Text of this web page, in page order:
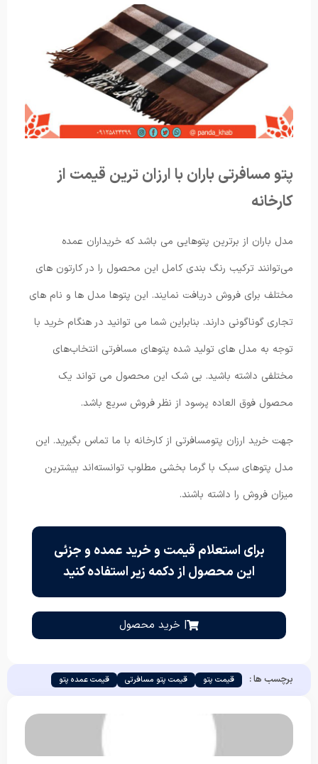
پتو مسافرتی باران با ارزان ترین قیمت از
کارخانه
مدل باران از برترین پتوهایی می ‌باشد که خریداران عمده
می‌توانند ترکیب رنگ بندی کامل این محصول را در کارتون های
مختلف برای فروش دریافت نمایند. این پتوها مدل ها و نام های
تجاری گوناگونی دارند. بنابراین شما می توانید در هنگام خرید با
توجه به مدل های تولید شده پتوهای مسافرتی انتخاب‌های
مختلفی داشته باشید. بی شک این محصول می تواند یک
محصول فوق العاده پرسود از نظر فروش سریع باشد.
جهت خرید ارزان پتومسافرتی از کارخانه با ما تماس بگیرید. این
مدل پتوهای سبک با گرما بخشی مطلوب توانسته‌اند بیشترین
میزان فروش را داشته باشند.
برای استعلام قیمت و خرید عمده و جزئی
این محصول از دکمه زیر استفاده کنید
| خرید محصول
برچسب ها : قیمت پتو قیمت پتو مسافرتی قیمت عمده پتو